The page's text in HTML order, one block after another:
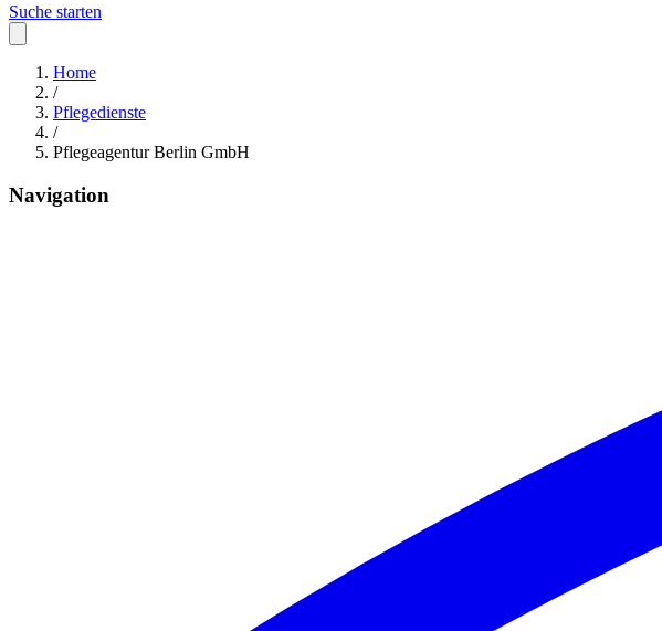
Suche starten
Home
/
Pflegedienste
/
Pflegeagentur Berlin GmbH
Navigation